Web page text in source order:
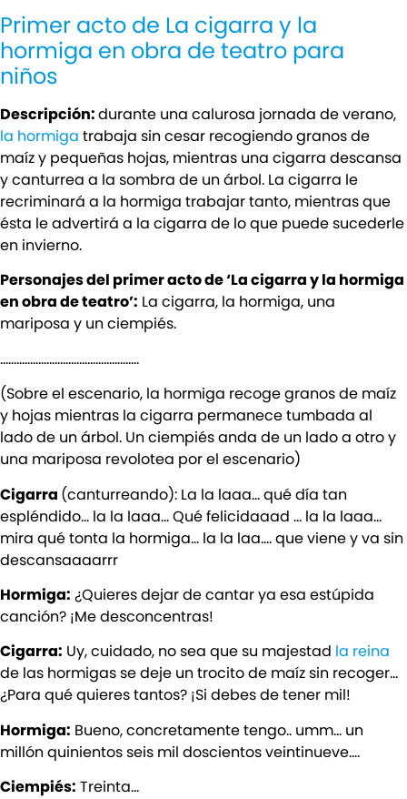
Primer acto de La cigarra y la
hormiga en obra de teatro para
niños
Descripción:durante una calurosa jornada de verano,
la hormiga trabaja sin cesar recogiendo granos de
maíz y pequeñas hojas, mientras una cigarra descansa
y canturrea a la sombra de un árbol. La cigarra le
recriminará a la hormiga trabajar tanto, mientras que
ésta le advertirá a la cigarra de lo que puede sucederle
en invierno.
Personajes del primer acto de ‘La cigarra y la hormiga
en obra de teatro’: La cigarra, la hormiga, una
mariposa y un ciempiés.
……………………………………………
(Sobre el escenario, la hormiga recoge granos de maíz
y hojas mientras la cigarra permanece tumbada al
lado de un árbol. Un ciempiés anda de un lado a otro y
una mariposa revolotea por el escenario)
Cigarra (canturreando): La la laaa… qué día tan
espléndido… la la laaa… Qué felicidaaad … la la laaa…
mira qué tonta la hormiga… la la laa…. que viene y va sin
descansaaaarrr
Hormiga: ¿Quieres dejar de cantar ya esa estúpida
canción? ¡Me desconcentras!
Cigarra: Uy, cuidado, no sea que su majestad la reina
de las hormigas se deje un trocito de maíz sin recoger…
¿Para qué quieres tantos? ¡Si debes de tener mil!
Hormiga: Bueno, concretamente tengo.. umm… un
millón quinientos seis mil doscientos veintinueve….
Ciempiés: Treinta…